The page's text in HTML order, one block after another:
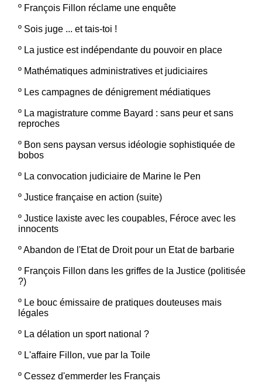
º François Fillon réclame une enquête
º Sois juge ... et tais-toi !
º La justice est indépendante du pouvoir en place
º Mathématiques administratives et judiciaires
º Les campagnes de dénigrement médiatiques
º La magistrature comme Bayard : sans peur et sans
reproches
º Bon sens paysan versus idéologie sophistiquée de
bobos
º La convocation judiciaire de Marine le Pen
º Justice française en action (suite)
º Justice laxiste avec les coupables, Féroce avec les
innocents
ºAbandon de l'Etat de Droit pour un Etat de barbarie
º François Fillon dans les griffes de la Justice (politisée
?)
º Le bouc émissaire de pratiques douteuses mais
légales
º La délation un sport national ?
º L'affaire Fillon, vue par la Toile
º Cessez d'emmerder les Français